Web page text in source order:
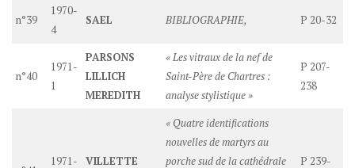
n°39
1970-
4
SAEL BIBLIOGRAPHIE, P 20-32
n°40
1971-
1
PARSONS
LILLICH
MEREDITH
« Les vitraux de la nef de
Saint-Père de Chartres :
analyse stylistique »
P 207-
238
1971- VILLETTE
« Quatre identifications
nouvelles de martyrs au
porche sud de la cathédrale
P 239-